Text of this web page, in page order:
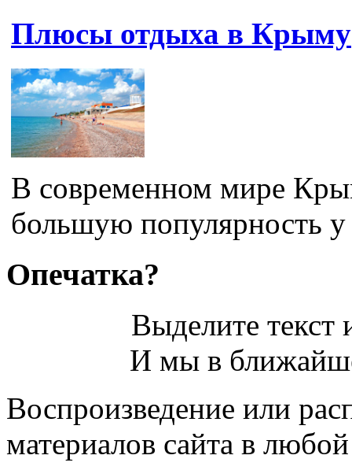
Плюсы отдыха в Крыму
В современном мире
большую популярность
Опечатка?
Выделите
И мы в
Воспроизведение или
материалов сайта в